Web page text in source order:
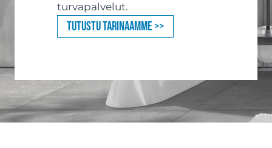
turvapalvelut.
Tutustu tarinaamme >>